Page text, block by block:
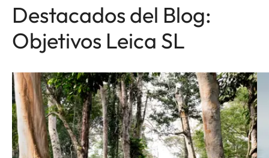
Destacados del Blog:
Objetivos Leica SL